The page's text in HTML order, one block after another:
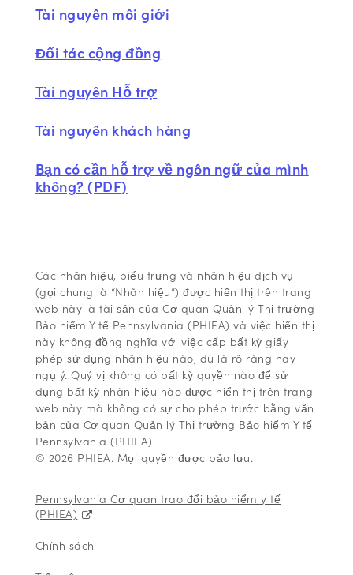
Tài nguyên môi giới
Đối tác cộng đồng
Tài nguyên Hỗ trợ
Tài nguyên khách hàng
Bạn có cần hỗ trợ về ngôn ngữ của mình
không? (PDF)
Các nhãn hiệu, biểu trưng và nhãn hiệu dịch vụ
(gọi chung là “Nhãn hiệu”) được hiển thị trên trang
web này là tài sản của Cơ quan Quản lý Thị trường
Bảo hiểm Y tế Pennsylvania (PHIEA) và việc hiển thị
này không đồng nghĩa với việc cấp bất kỳ giấy
phép sử dụng nhãn hiệu nào, dù là rõ ràng hay
ngụ ý. Quý vị không có bất kỳ quyền nào để sử
dụng bất kỳ nhãn hiệu nào được hiển thị trên trang
web này mà không có sự cho phép trước bằng văn
bản của Cơ quan Quản lý Thị trường Bảo hiểm Y tế
Pennsylvania (PHIEA).
© 2026 PHIEA. Mọi quyền được bảo lưu.
Pennsylvania Cơ quan trao đổi bảo hiểm y tế
(PHIEA)
Chính sách